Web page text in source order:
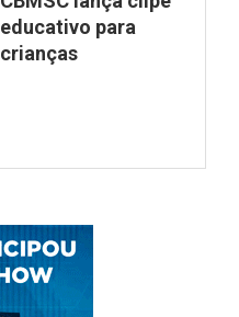
educativo para
crianças